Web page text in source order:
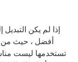
إذا لم يكن
تستخدمها ليست